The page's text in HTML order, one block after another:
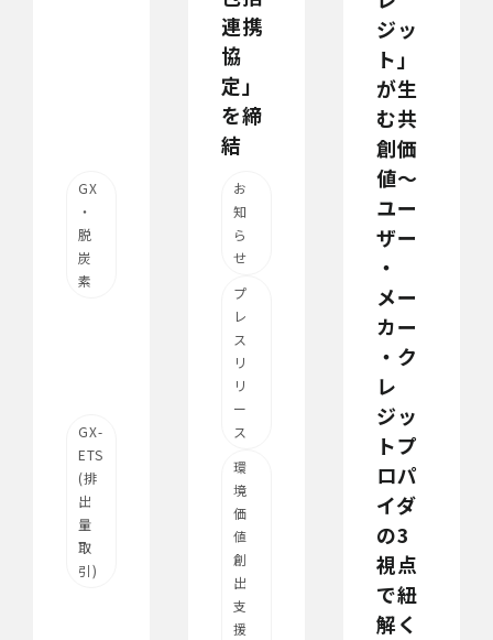
GX
・
脱
炭
素
GX-
ETS
(排
出
量
取
引)
連携
協
定」
を締
結
お
知
ら
せ
プ
レ
ス
リ
リ
ー
ス
環
境
価
値
創
出
支
援
ジッ
ト」
が生
む共
創価
値～
ユー
ザー
・
メー
カー
・ク
レ
ジッ
トプ
ロパ
イダ
の3
視点
で紐
解く